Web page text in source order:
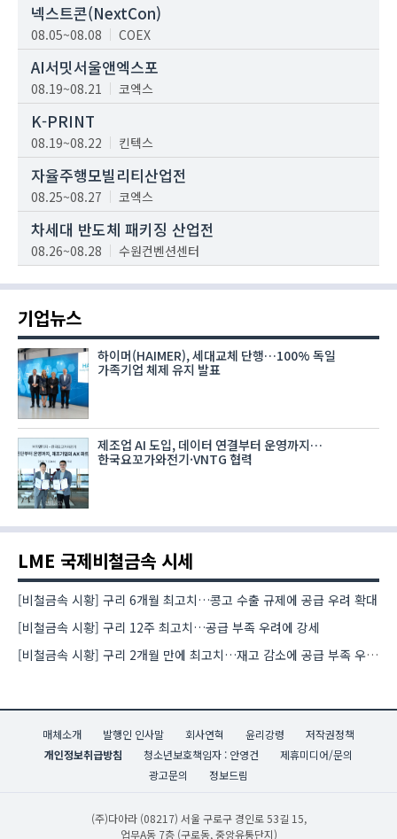
넥스트콘(NextCon)
08.05~08.08 COEX
AI서밋서울앤엑스포
08.19~08.21 코엑스
K-PRINT
08.19~08.22 킨텍스
자율주행모빌리티산업전
08.25~08.27 코엑스
차세대 반도체 패키징 산업전
08.26~08.28 수원컨벤션센터
기업뉴스
하이머(HAIMER), 세대교체 단행…100% 독일
가족기업 체제 유지 발표
제조업 AI 도입, 데이터 연결부터 운영까지…
한국요꼬가와전기·VNTG 협력
LME 국제비철금속 시세
[비철금속 시황] 구리 6개월 최고치…콩고 수출 규제에 공급 우려 확대
[비철금속 시황] 구리 12주 최고치…공급 부족 우려에 강세
[비철금속 시황] 구리 2개월 만에 최고치…재고 감소에 공급 부족 우려 확대
매체소개 발행인 인사말 회사연혁 윤리강령
저작권정책
개인정보취급방침
청소년보호책임자 : 안영건
제휴미디어/문의
광고문의
정보드림
(주)다아라 (08217) 서울 구로구 경인로 53길 15,
업무A동 7층 (구로동, 중앙유통단지)